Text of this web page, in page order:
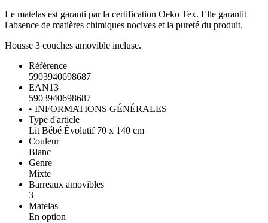
Le matelas est garanti par la certification Oeko Tex. Elle garantit
l'absence de matières chimiques nocives et la pureté du produit.
Housse 3 couches amovible incluse.
Référence
5903940698687
EAN13
5903940698687
• INFORMATIONS GÉNÉRALES
Type d'article
Lit Bébé Évolutif 70 x 140 cm
Couleur
Blanc
Genre
Mixte
Barreaux amovibles
3
Matelas
En option